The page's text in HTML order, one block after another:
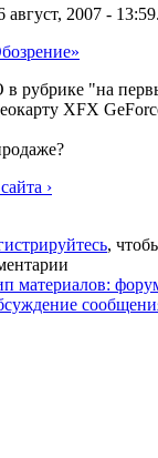
август, 2007 - 13:59.
рубрике "на
XFX
›
,
материалов: